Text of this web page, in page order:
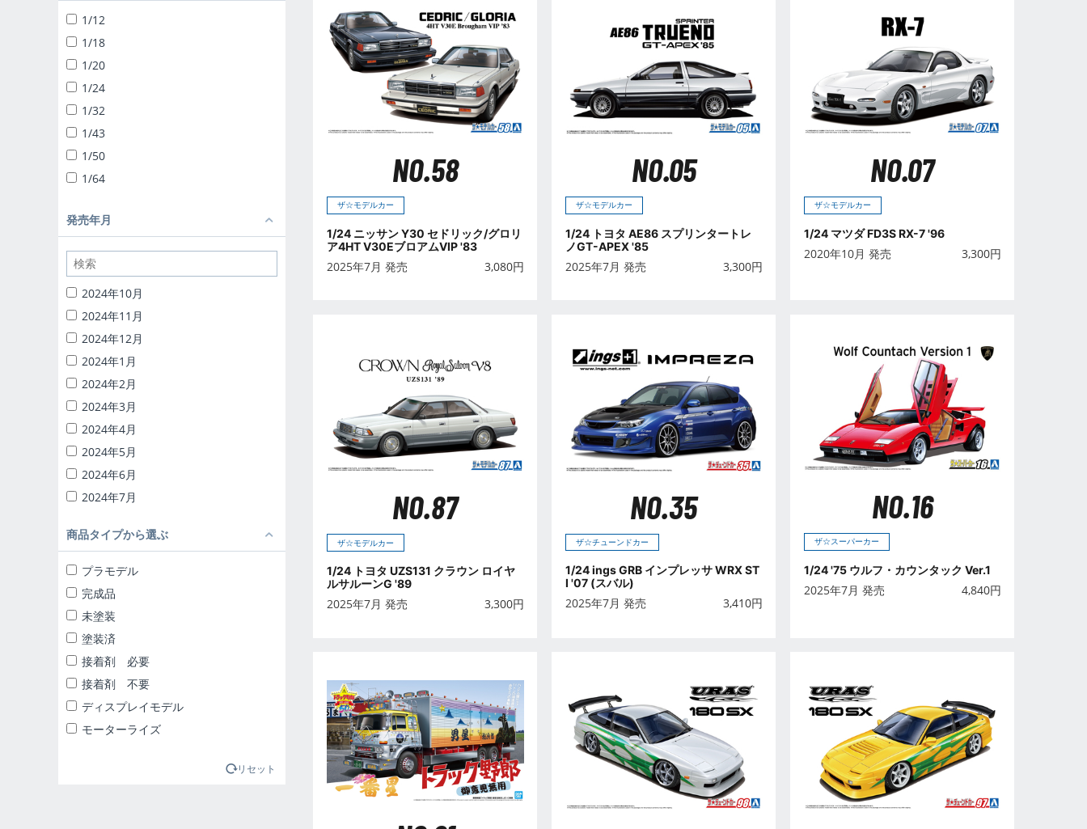
ザ☆スナップキット
ザ☆スーパーカー
1/24 リバティーウォーク
ザ☆チューンドパーツ
ザ☆バイク
1/12 完成品バイク
1/32 トラック野郎
1/32 バリューデコトラ
ザ☆デコトラパーツ
1/64 ミニデコNEXT
1/24 移動販売
1/32 RCトラック野郎
1/24 頭文字D
バック・トゥ・ザ・フューチャー
ナイトライダー
1/24 ディテールアップパーツ
ブラインドトイ
カプセルトイ
ザ☆ミニカー 1/18
ザ☆ミニカー 1/43
1/12
1/18
1/20
1/24
1/32
1/43
1/50
1/64
発売年月
2024年10月
2024年11月
2024年12月
2024年1月
2024年2月
2024年3月
2024年4月
2024年5月
2024年6月
2024年7月
2024年9月
2025年10月
2025年11月
2025年12月
2025年1月
2025年2月
2025年3月
2025年4月
2025年5月
商品タイプから選ぶ
プラモデル
完成品
未塗装
塗装済
接着剤 必要
接着剤 不要
ディスプレイモデル
モーターライズ
リセット
NO.58
ザ☆モデルカー
1/24 ニッサン Y30 セドリック/グロリ
ア4HT V30EブロアムVIP '83
2025年7月 発売 3,080円
NO.05
ザ☆モデルカー
1/24 トヨタ AE86 スプリンタートレ
ノGT-APEX '85
2025年7月 発売 3,300円
NO.07
ザ☆モデルカー
1/24 マツダ FD3S RX-7 '96
2020年10月 発売 3,300円
NO.87
ザ☆モデルカー
1/24 トヨタ UZS131 クラウン ロイヤ
ルサルーンG '89
2025年7月 発売 3,300円
NO.35
ザ☆チューンドカー
1/24 ings GRB インプレッサ WRX ST
I '07 (スバル)
2025年7月 発売 3,410円
NO.16
ザ☆スーパーカー
1/24 '75 ウルフ・カウンタック Ver.1
2025年7月 発売 4,840円